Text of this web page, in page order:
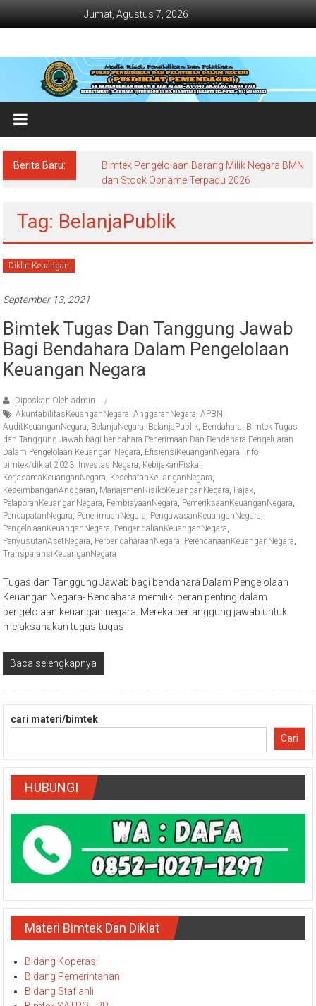
Jumat, Agustus 7, 2026
Jadwal
Bimtek
dan
Diklat
Terbaru
Dan
Berita Baru:
Bimtek Pengelolaan Barang Milik Negara BMN
dan Stock Opname Terpadu 2026
Tag: BelanjaPublik
Diklat Keuangan
September 13, 2021
Bimtek Tugas Dan Tanggung Jawab
Bagi Bendahara Dalam Pengelolaan
Keuangan Negara
Diposkan Oleh:admin
AkuntabilitasKeuanganNegara,AnggaranNegara,APBN ,
AuditKeuanganNegara, BelanjaNegara, BelanjaPublik, Bendahara, Bimtek Tugas
dan Tanggung Jawab bagi bendahara Penerimaan Dan Bendahara Pengeluaran
Dalam Pengelolaan Keuangan Negara, EfisiensiKeuanganNegara, info
bimtek/diklat 2023, InvestasiNegara, KebijakanFiskal ,
KerjasamaKeuanganNegara, KesehatanKeuanganNegara,
KeseimbanganAnggaran, ManajemenRisikoKeuanganNegara, Pajak,
PelaporanKeuanganNegara, PembiayaanNegara, PemeriksaanKeuanganNegara,
PendapatanNegara, PenerimaanNegara, PengawasanKeuanganNegara,
PengelolaanKeuanganNegara, PengendalianKeuanganNegara,
PenyusutanAsetNegara, PerbendaharaanNegara, PerencanaanKeuanganNegara,
TransparansiKeuanganNegara
Tugas dan Tanggung Jawab bagi bendahara Dalam Pengelolaan
Keuangan Negara- Bendahara memiliki peran penting dalam
pengelolaan keuangan negara. Mereka bertanggung jawab untuk
melaksanakan tugas-tugas
Baca selengkapnya
cari materi/bimtek
Cari
HUBUNGI
Materi Bimtek Dan Diklat
Bidang Koperasi
Bidang Pemerintahan
Bidang Staf ahli